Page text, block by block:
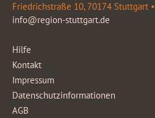
Friedrichstraße 10, 70174 Stuttgart •
info@region-stuttgart.de
Hilfe
Kontakt
Impressum
Datenschutzinformationen
AGB